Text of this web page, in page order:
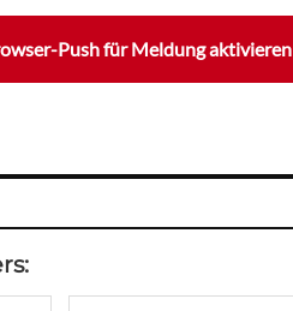
Push für Meldung aktivieren